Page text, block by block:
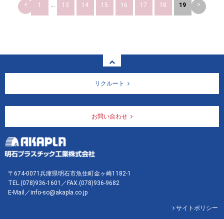
< 1 13 14 15 16 17 18 19 >
リクルート
お問い合わせ
〒674-0071兵庫県明石市魚住町金ヶ崎1182-1
TEL.(078)936-1601 ／FAX.(078)936-9682
E-Mail／info-so@akapla.co.jp
サイトポリシー